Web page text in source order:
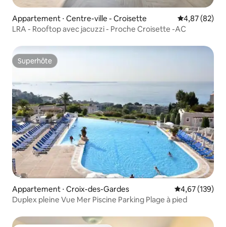
Appartement ⋅ Centre-ville - Croisette Évaluation
4,87 (82)
LRA - Rooftop avec jacuzzi - Proche Croisette -AC
Superhôte
Superhôte
Appartement ⋅ Croix-des-Gardes Évaluation
4,67 (139)
Duplex pleine Vue Mer Piscine Parking Plage à pied